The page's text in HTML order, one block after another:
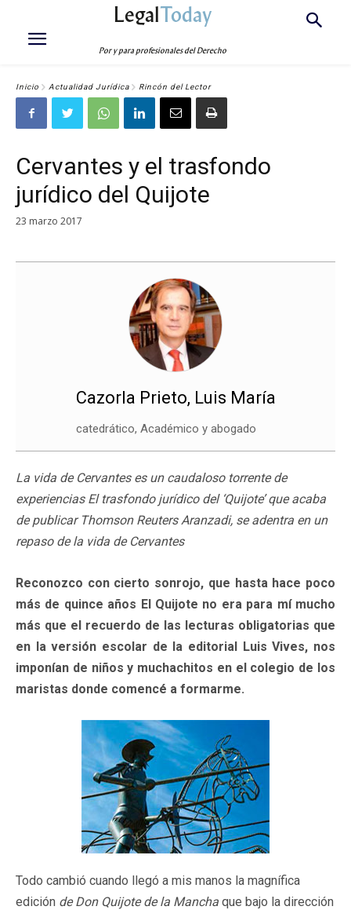
LegalToday
Por y para profesionales del Derecho
Inicio Actualidad Jurídica Rincón del Lector
Cervantes y el trasfondo
jurídico del Quijote
23 marzo 2017
Cazorla Prieto, Luis María
catedrático, Académico y abogado
La vida de Cervantes es un caudaloso torrente de
experiencias El trasfondo jurídico del ‘Quijote’ que acaba
de publicar Thomson Reuters Aranzadi, se adentra en un
repaso de la vida de Cervantes
Reconozco con cierto sonrojo, que hasta hace poco
más de quince años El Quijote no era para mí mucho
más que el recuerdo de las lecturas obligatorias que
en la versión escolar de la editorial Luis Vives, nos
imponían de niños y muchachitos en el colegio de los
maristas donde comencé a formarme.
Todo cambió cuando llegó a mis manos la magnífica
edición de Don Quijote de la Mancha que bajo la dirección